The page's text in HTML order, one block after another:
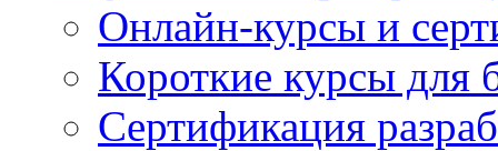
Онлайн-курсы и
Короткие курсы для
Сертификация